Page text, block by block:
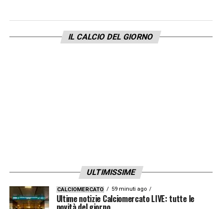
IL CALCIO DEL GIORNO
ULTIMISSIME
CALCIOMERCATO 59 minuti ago
Ultime notizie Calciomercato LIVE: tutte le